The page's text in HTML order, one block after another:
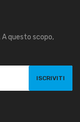
A questo scopo,